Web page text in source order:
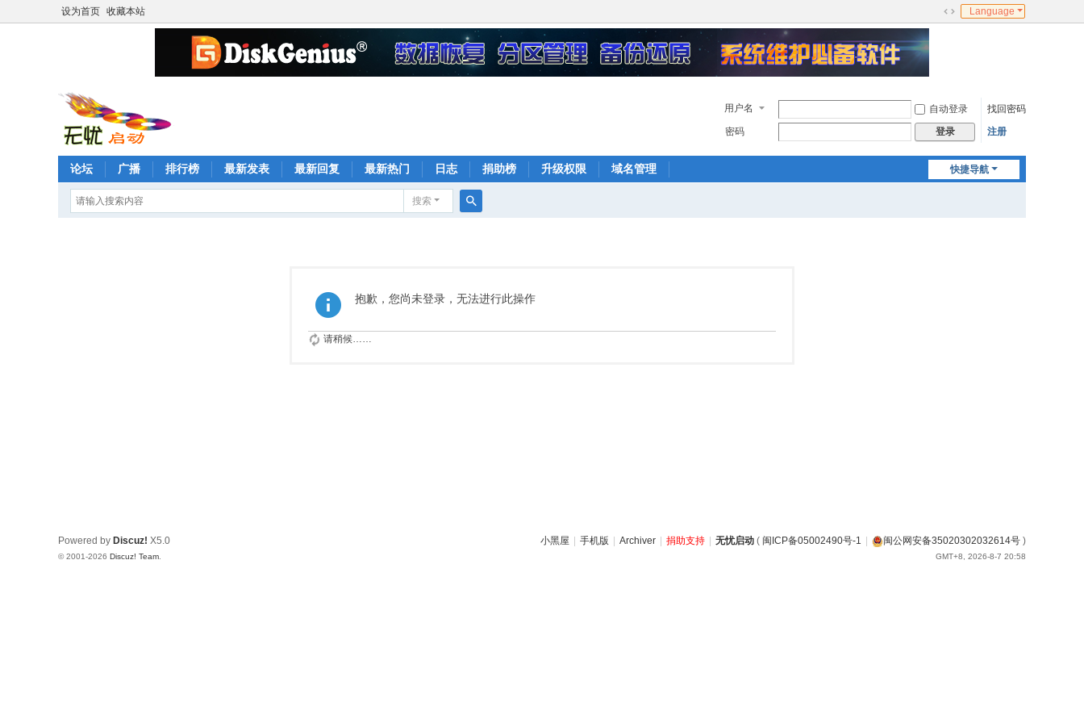
设为首页 收藏本站
切
Language
用户名 自动登录
找回密码
密码
登录 注册
快捷导航
论坛 广播 排行榜 最新发表 最新回复 最新热门 日志 捐助榜 升级权限 域名管理
搜索
抱歉，您尚未登录，无法进行此操作
请稍候……
小黑屋 手机版 Archiver 捐助支持 无忧启动 ( 闽ICP备05002490号-1 闽公网安备35020302032614号 )
GMT+8, 2026-8-7 20:58
Powered by Discuz! X5.0
© 2001-2026 Discuz! Team